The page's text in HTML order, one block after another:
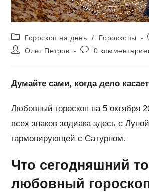
Рубрика
записи:
Гороскоп на день / Гороскопы
АвторОлег Петров
Комментарии
0
Думайте сами, когда дело
Любовный гороскоп на 5 октября
всех знаков зодиака здесь с
гармонирующей с Сатурном.
Что сегодняшний
любовный